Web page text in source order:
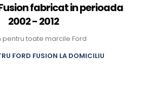
fabricat in perioada
2002 - 2012
pentru toate marcile Ford
FORD FUSION LA DOMICILIU